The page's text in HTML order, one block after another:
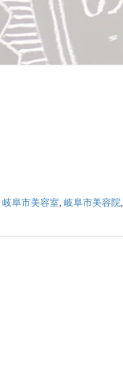
岐阜市美容室, 岐阜市美容院,